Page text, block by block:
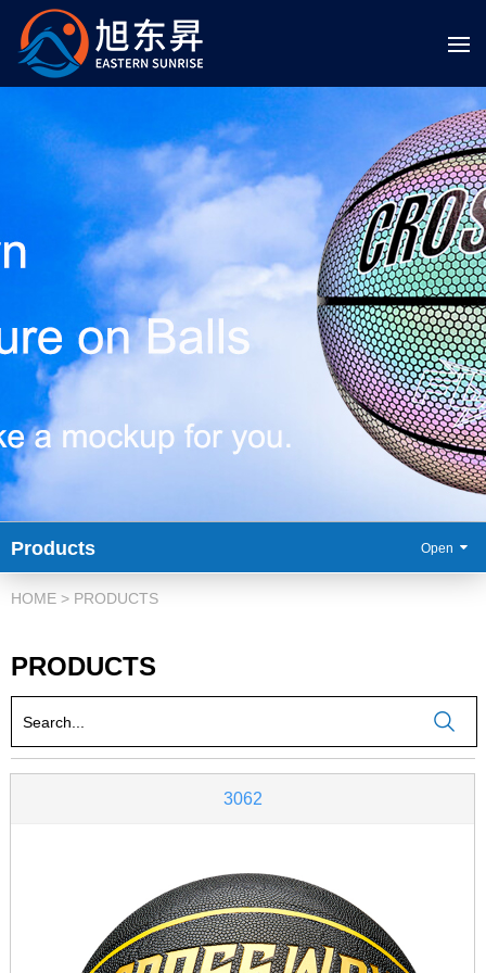
HOME > PRODUCTS
PRODUCTS
3062
Products